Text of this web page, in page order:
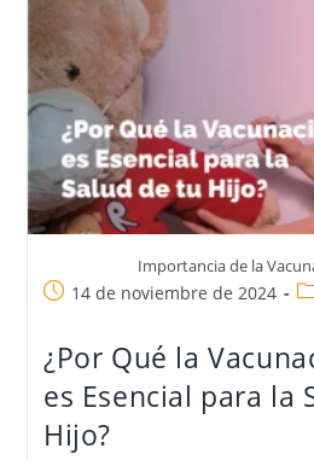
Importancia de la
14 de noviembre de 2024
¿Por Qué la
es Esencial para la
Hijo?